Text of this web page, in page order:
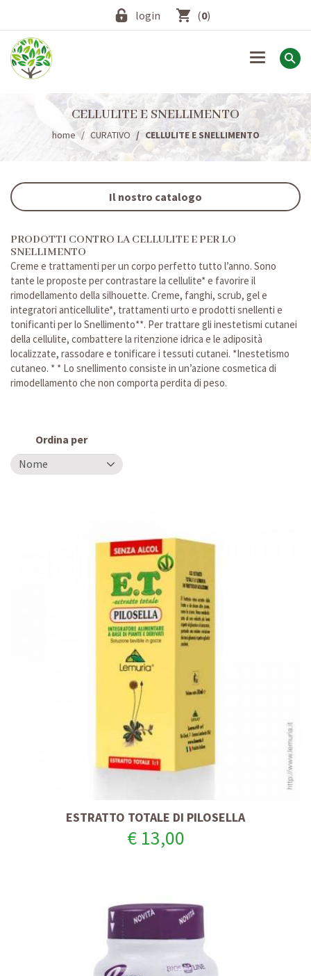
login (0)
Toggle
CELLULITE E SNELLIMENTO
home CURATIVO CELLULITE E SNELLIMENTO
Il nostro catalogo
PRODOTTI CONTRO LA CELLULITE E PER LO
SNELLIMENTO
Creme e trattamenti per un corpo perfetto tutto l’anno. Sono
tante le proposte per contrastare la cellulite* e favorire il
rimodellamento della silhouette. Creme, fanghi, scrub, gel e
integratori anticellulite*, trattamenti urto e prodotti snellenti e
tonificanti per lo Snellimento**. Per trattare gli inestetismi cutanei
della cellulite, combattere la ritenzione idrica e le adiposità
localizzate, rassodare e tonificare i tessuti cutanei. *Inestetismo
cutaneo. * * Lo snellimento consiste in un’azione cosmetica di
rimodellamento che non comporta perdita di peso.
Ordina per
ESTRATTO TOTALE DI PILOSELLA
€ 13,00